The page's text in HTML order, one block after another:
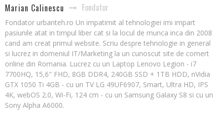
Marian Calinescu Fondator
Fondator urbanteh.ro Un impatimit al tehnologiei imi impart
pasiunile atat in timpul liber cat si la locul de munca inca din 2008
cand am creat primul website. Scriu despre tehnologie in general
si lucrez in domeniul IT/Marketing la un cunoscut site de comert
online din Romania. Lucrez cu un Laptop Lenovo Legion - i7
7700HQ, 15,6" FHD, 8GB DDR4, 240GB SSD + 1TB HDD, nVidia
GTX 1050 Ti 4GB - cu un TV LG 49UF6907, Smart, Ultra HD, IPS
4K, webOS 2.0, Wi-Fi, 124 cm - cu un Samsung Galaxy S8 si cu un
Sony Alpha A6000.